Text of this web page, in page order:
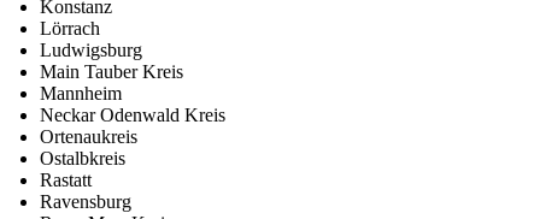
Konstanz
Lörrach
Ludwigsburg
Main Tauber Kreis
Mannheim
Neckar Odenwald Kreis
Ortenaukreis
Ostalbkreis
Rastatt
Ravensburg